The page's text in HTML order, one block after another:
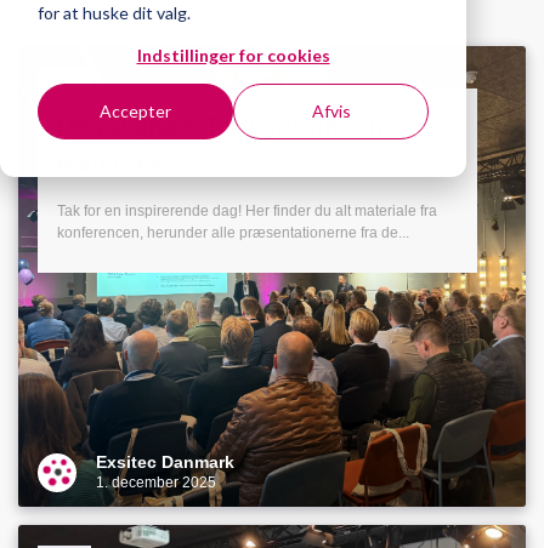
for at huske dit valg.
Indstillinger for cookies
Accepter Afvis
Den Digitale Transformation -
Tak for en inspirerende dag! Her finder du alt materiale fra
konferencen, herunder alle præsentationerne fra de...
Exsitec Danmark
1. december 2025